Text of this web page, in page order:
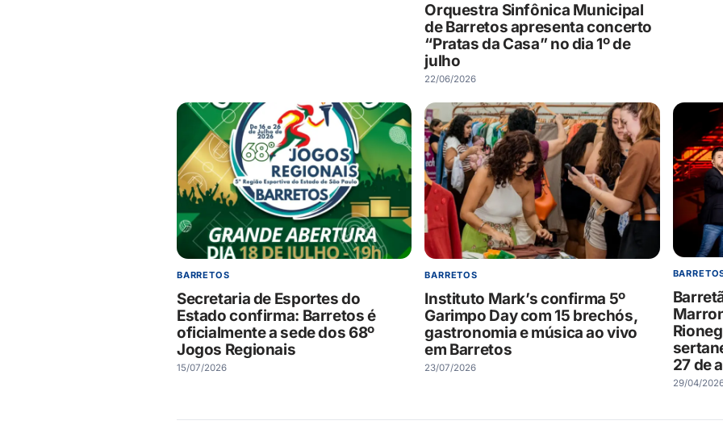
Orquestra Sinfônica Municipal
de Barretos apresenta concerto
“Pratas da Casa” no dia 1º de
julho
22/06/2026
BARRETOS
Secretaria de Esportes do
Estado confirma: Barretos é
oficialmente a sede dos 68º
Jogos Regionais
15/07/2026
BARRETOS
Instituto Mark’s confirma 5º
Garimpo Day com 15 brechós,
gastronomia e música ao vivo
em Barretos
23/07/2026
27 de
29/04/